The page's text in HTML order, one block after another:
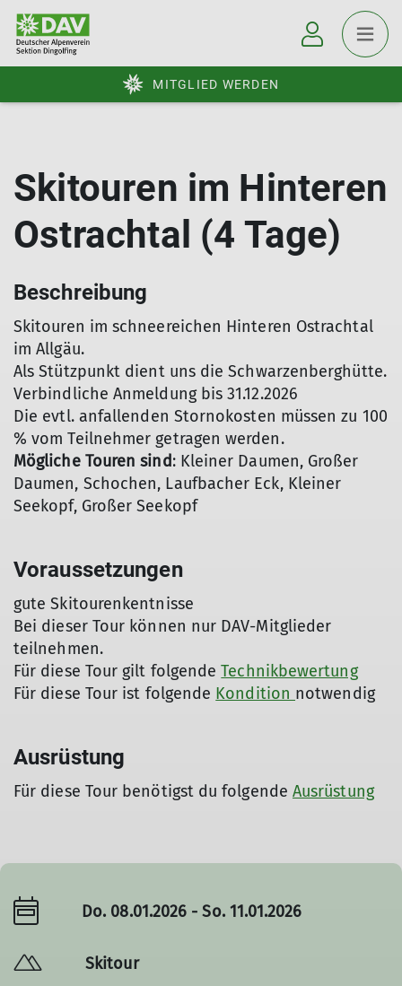
MITGLIED WERDEN
Skitouren im Hinteren
Ostrachtal (4 Tage)
Beschreibung
Skitouren im schneereichen Hinteren Ostrachtal
im Allgäu.
Als Stützpunkt dient uns die Schwarzenberghütte.
Verbindliche Anmeldung bis 31.12.2026
Die evtl. anfallenden Stornokosten müssen zu 100
% vom Teilnehmer getragen werden.
Mögliche Touren sind: Kleiner Daumen, Großer
Daumen, Schochen, Laufbacher Eck, Kleiner
Seekopf, Großer Seekopf
Voraussetzungen
gute Skitourenkentnisse
Bei dieser Tour können nur DAV-Mitglieder
teilnehmen.
Für diese Tour gilt folgendeTechnikbewertung
Für diese Tour ist folgende Kondition notwendig
Ausrüstung
Für diese Tour benötigst du folgende Ausrüstung
Do. 08.01.2026 - So. 11.01.2026
Skitour